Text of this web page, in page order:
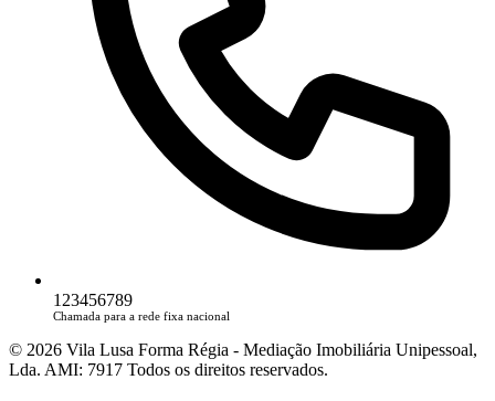
123456789
Chamada para a rede fixa nacional
© 2026 Vila Lusa Forma Régia - Mediação Imobiliária Unipessoal,
Lda. AMI: 7917 Todos os direitos reservados.